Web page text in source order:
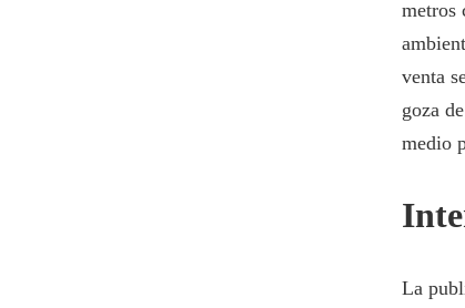
metros
venta
goza
medio
La